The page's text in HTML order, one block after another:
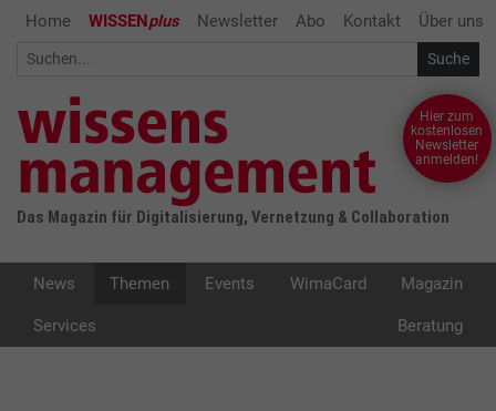
Home WISSENplus Newsletter Abo Kontakt Über uns
Das Magazin für Digitalisierung, Vernetzung & Collaboration
Hier zum
kostenlosen
Newsletter
anmelden!
News Themen Events WimaCard Magazin
Services Beratung